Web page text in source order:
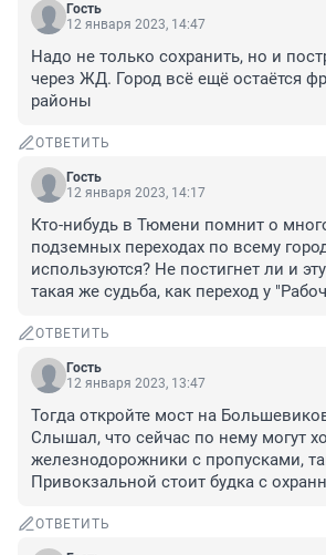
Гость
12 января 2023, 14:47
Надо не только сохранить, но и
через ЖД. Город всё ещё остаётся
районы
ОТВЕТИТЬ
Гость
12 января 2023, 14:17
Кто-нибудь в Тюмени помнит о
подземных переходах по всему
используются? Не постигнет ли и
такая же судьба, как переход у
ОТВЕТИТЬ
Гость
12 января 2023, 13:47
Тогда откройте мост на
Слышал, что сейчас по нему могут
железнодорожники с пропусками,
Привокзальной стоит будка с
ОТВЕТИТЬ